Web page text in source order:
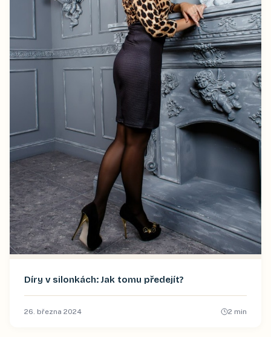
Díry v silonkách: Jak tomu předejít?
26. března 2024 2 min